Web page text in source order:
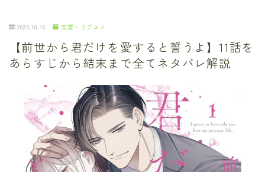
2025.10.16 恋愛・ラブコメ
【前世から君だけを愛すると誓うよ】11話を
あらすじから結末まで全てネタバレ解説